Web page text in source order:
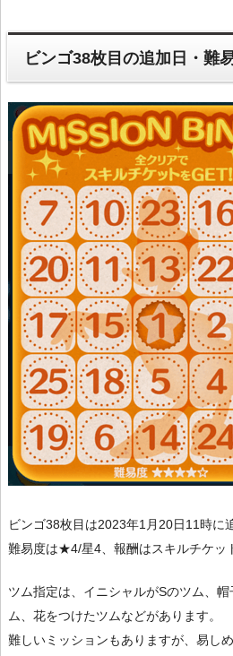
ビンゴ38枚目の追加日・難
ビンゴ38枚目は2023年1月20日11時に
難易度は★4/星4、報酬はスキルチケッ
ツム指定は、イニシャルがSのツム、
ム、花をつけたツムなどがあります。
難しいミッションもありますが、易し